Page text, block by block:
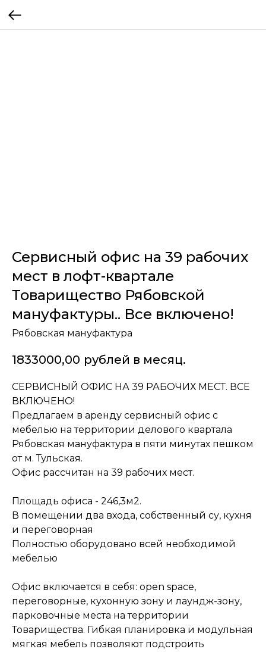
Сервисный офис на 39 рабочих
мест в лофт-квартале
Товарищество Рябовской
мануфактуры.. Все включено!
Рябовская мануфактура
1833000,00 рублей в месяц.
СЕРВИСНЫЙ ОФИС НА 39 РАБОЧИХ МЕСТ. ВСЕ
ВКЛЮЧЕНО!
Предлагаем в аренду сервисный офис с
мебелью на территории делового квартала
Рябовская мануфактура в пяти минутах пешком
от м. Тульская.
Офис рассчитан на 39 рабочих мест.
Площадь офиса - 246,3м2.
В помещении два входа, собственный су, кухня
и переговорная
Полностью оборудовано всей необходимой
мебелью
Офис включается в себя: open space,
переговорные, кухонную зону и лаундж-зону,
парковочные места на территории
Товарищества. Гибкая планировка и модульная
мягкая мебель позволяют подстроить